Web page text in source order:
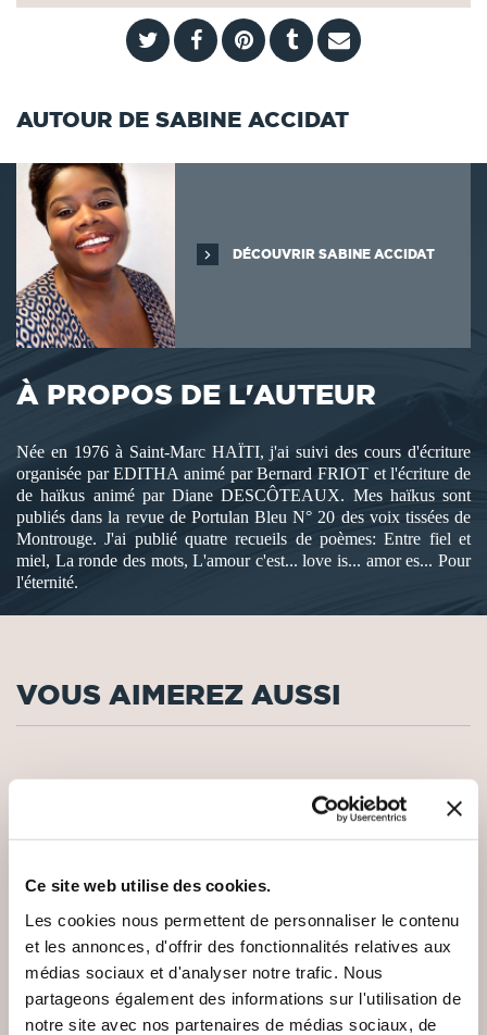
Ce site web utilise des cookies.
Les cookies nous permettent de personnaliser le contenu
et les annonces, d'offrir des fonctionnalités relatives aux
médias sociaux et d'analyser notre trafic. Nous
partageons également des informations sur l'utilisation de
notre site avec nos partenaires de médias sociaux, de
AUTOUR DE SABINE ACCIDAT
DÉCOUVRIR SABINE ACCIDAT
À PROPOS DE L'AUTEUR
Née en 1976 à Saint-Marc HAÏTI, j'ai suivi des cours d'écriture
organisée par EDITHA animé par Bernard FRIOT et l'écriture de
de haïkus animé par Diane DESCÔTEAUX. Mes haïkus sont
publiés dans la revue de Portulan Bleu N° 20 des voix tissées de
Montrouge. J'ai publié quatre recueils de poèmes: Entre fiel et
miel, La ronde des mots, L'amour c'est... love is... amor es... Pour
l'éternité.
VOUS AIMEREZ AUSSI